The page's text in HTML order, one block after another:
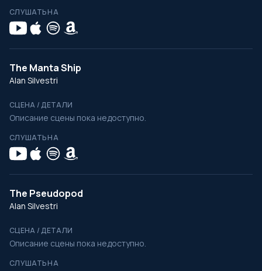
СЛУШАТЬ НА
The Manta Ship
Alan Silvestri
СЦЕНА / ДЕТАЛИ
Описание сцены пока недоступно.
СЛУШАТЬ НА
The Pseudopod
Alan Silvestri
СЦЕНА / ДЕТАЛИ
Описание сцены пока недоступно.
СЛУШАТЬ НА